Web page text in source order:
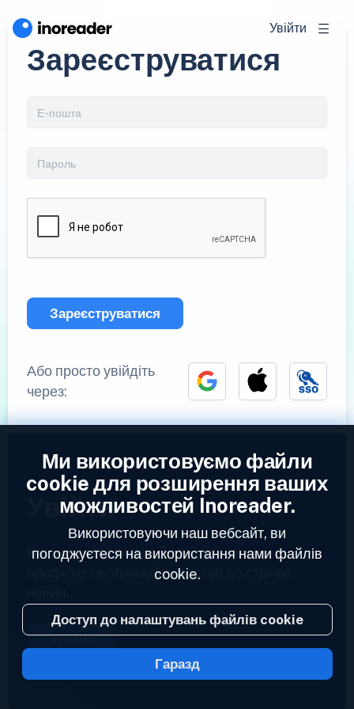
Увійти
Зареєструватися
Зареєструватися
Або просто увійдіть
через:
Увійти
Вже зареєстровані?Увійдіть до свого
профілю та отримуйте доступ до стрічок
Увійти
2023 © Inoreader
Ми використовуємо файли
cookie для розширення ваших
можливостей Inoreader.
Використовуючи наш вебсайт, ви
погоджуєтеся на використання нами файлів
cookie.
Доступ до налаштувань файлів cookie
Гаразд